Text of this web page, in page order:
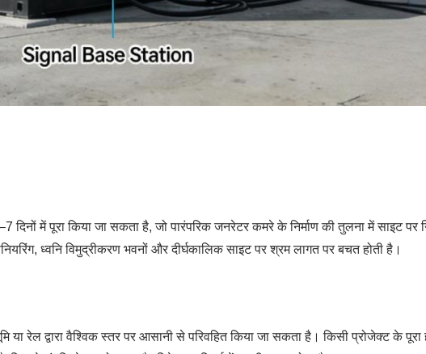
में पूरा किया जा सकता है, जो पारंपरिक जनरेटर कमरे के निर्माण की तुलना में साइट पर
ध्वनि विमुद्रीकरण भवनों और दीर्घकालिक साइट पर श्रम लागत पर बचत होती है।
रेल द्वारा वैश्विक स्तर पर आसानी से परिवहित किया जा सकता है। किसी प्रोजेक्ट के पूरा